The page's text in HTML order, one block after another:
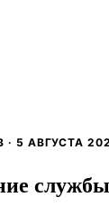
· 5 АВГУСТА